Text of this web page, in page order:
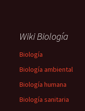
Wiki Biología
Biología
Biología ambiental
Biología humana
Biología sanitaria